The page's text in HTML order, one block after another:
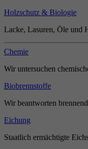
Holzschutz & Biologie
Lacke, Lasuren, Öle und
Chemie
Wir untersuchen
Biobrennstoffe
Wir beantworten
Eichung
Staatlich ermächtigte